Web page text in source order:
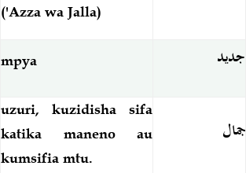
('Azza wa Jalla)
mpya جديد
uzuri, kuzidisha sifa
katika maneno au
kumsifia mtu.
جمال